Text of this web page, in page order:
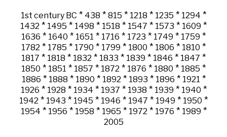
1st century BC * 438 * 815 * 1218 * 1235 * 1294 *
1432 * 1495 * 1498 * 1518 * 1547 * 1573 * 1609 *
1636 * 1640 * 1651 * 1716 * 1723 * 1749 * 1759 *
1782 * 1785 * 1790 * 1799 * 1800 * 1806 * 1810 *
1817 * 1818 * 1832 * 1833 * 1839 * 1846 * 1847 *
1850 * 1851 * 1857 * 1872 * 1876 * 1880 * 1885 *
1886 * 1888 * 1890 * 1892 * 1893 * 1896 * 1921 *
1926 * 1928 * 1934 * 1937 * 1938 * 1939 * 1940 *
1942 * 1943 * 1945 * 1946 * 1947 * 1949 * 1950 *
1954 * 1956 * 1958 * 1965 * 1972 * 1976 * 1989 *
2005